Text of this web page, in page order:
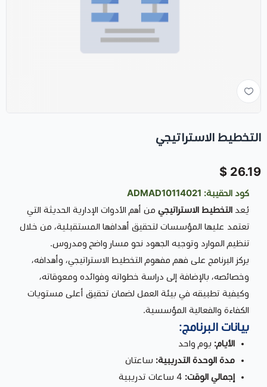
التخطيط الاستراتيجي
26.19 $
كود الحقيبة: ADMAD10114021
يُعد التخطيط الاستراتيجي من أهم الأدوات الإدارية الحديثة التي
تعتمد عليها المؤسسات لتحقيق أهدافها المستقبلية، من خلال
تنظيم الموارد وتوجيه الجهود نحو مسار واضح ومدروس.
يركز البرنامج على فهم مفهوم التخطيط الاستراتيجي، وأهدافه،
وخصائصه، بالإضافة إلى دراسة خطواته وفوائده ومعوقاته،
وكيفية تطبيقه في بيئة العمل لضمان تحقيق أعلى مستويات
الكفاءة والفعالية المؤسسية.
بيانات البرنامج:
الأيام: يوم واحد
مدة الوحدة التدريبية: ساعتان
إجمالي الوقت: